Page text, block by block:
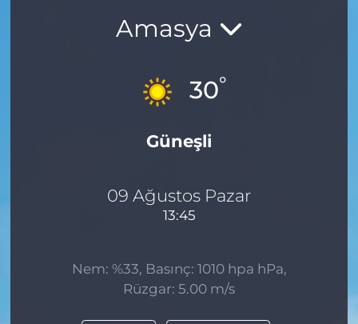
Amasya
30°
Güneşli
09 Ağustos Pazar
13:45
Nem: %33, Basınç: 1010 hpa hPa,
Rüzgar: 5.00 m/s